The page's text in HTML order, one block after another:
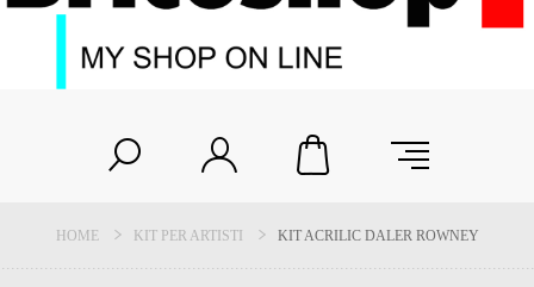
HOME KIT PER ARTISTI KIT ACRILIC DALER ROWNEY